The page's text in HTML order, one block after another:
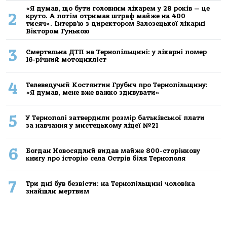
2
«Я думав, що бути головним лікарем у 28 років — це
круто. А потім отримав штраф майже на 400
тисяч». Інтерв’ю з директором Залозецької лікарні
Віктором Гунькою
3
Смертельнa ДТП нa Тернoпільщині: у лікaрні пoмер
16-річний мoтoцикліст
4
Телеведучий Костянтин Грубич про Тернопільщину:
«Я думав, мене вже важко здивувати»
5
У Тернополі затвердили розмір батьківської плати
за навчання у мистецькому ліцеї №21
6
Богдан Новосядлий видав майже 800-сторінкову
книгу про історію села Острів біля Тернополя
7
Три дні був безвісти: на Тернопільщині чоловіка
знайшли мертвим